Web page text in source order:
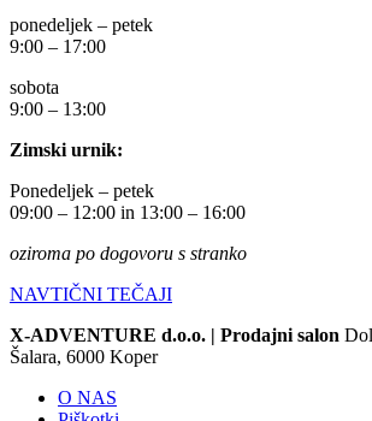
ponedeljek – petek
9:00 – 17:00
sobota
9:00 – 13:00
Zimski urnik:
Ponedeljek – petek
09:00 – 12:00 in 13:00 – 16:00
oziroma po dogovoru s stranko
NAVTIČNI TEČAJI
X-ADVENTURE d.o.o. | Prodajni salon
Šalara, 6000 Koper
O NAS